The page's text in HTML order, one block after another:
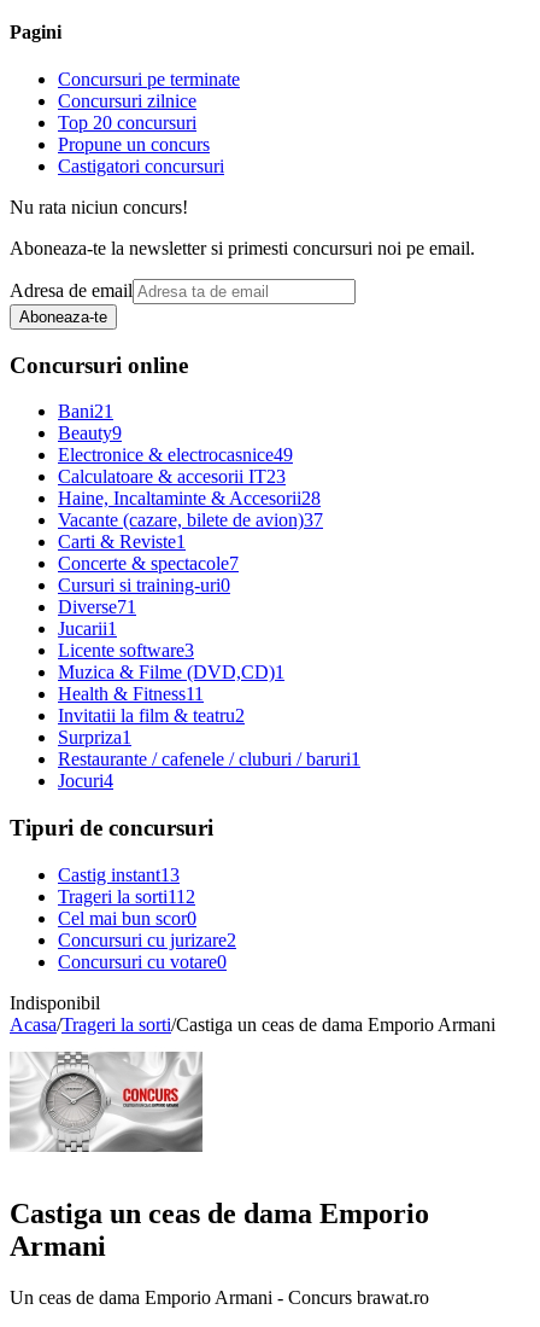
Pagini
Concursuri pe terminate
Concursuri zilnice
Top 20 concursuri
Propune un concurs
Castigatori concursuri
Nu rata niciun concurs!
Aboneaza-te la newsletter si primesti concursuri noi pe email.
Adresa de email
Aboneaza-te
Concursuri online
Bani21
Beauty9
Electronice & electrocasnice49
Calculatoare & accesorii IT23
Haine, Incaltaminte & Accesorii28
Vacante (cazare, bilete de avion)37
Carti & Reviste1
Concerte & spectacole7
Cursuri si training-uri0
Diverse71
Jucarii1
Licente software3
Muzica & Filme (DVD,CD)1
Health & Fitness11
Invitatii la film & teatru2
Surpriza1
Restaurante / cafenele / cluburi / baruri1
Jocuri4
Tipuri de concursuri
Castig instant13
Trageri la sorti112
Cel mai bun scor0
Concursuri cu jurizare2
Concursuri cu votare0
Indisponibil
Acasa/Trageri la sorti/Castiga un ceas de dama Emporio Armani
Castiga un ceas de dama Emporio
Armani
Un ceas de dama Emporio Armani - Concurs brawat.ro